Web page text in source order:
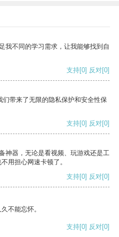
我不同的学习需求，让我能够找到自
支持[0] 反对[0]
带来了无限的隐私保护和安全性保
支持[0] 反对[0]
神器，无论是看视频、玩游戏还是工
用担心网速卡顿了。
支持[0] 反对[0]
不能忘怀。
支持[0] 反对[0]